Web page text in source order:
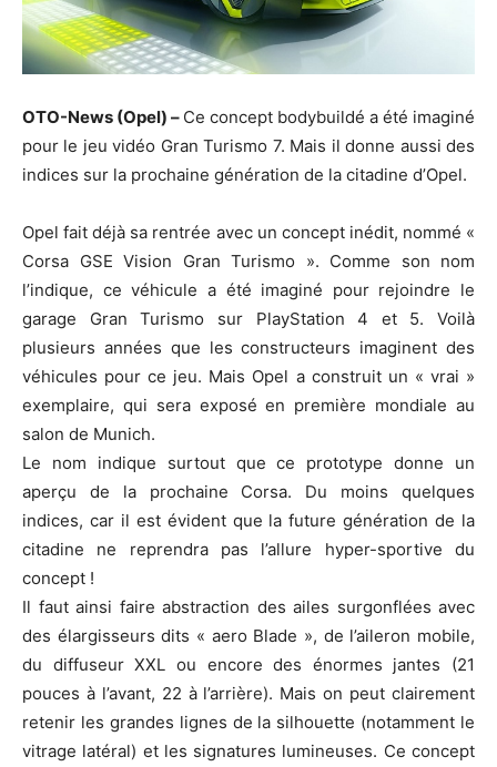
OTO-News (Opel) – Ce concept bodybuildé a été imaginé
pour le jeu vidéo Gran Turismo 7. Mais il donne aussi des
indices sur la prochaine génération de la citadine d’Opel.
Opel fait déjà sa rentrée avec un concept inédit, nommé «
Corsa GSE Vision Gran Turismo ». Comme son nom
l’indique, ce véhicule a été imaginé pour rejoindre le
garage Gran Turismo sur PlayStation 4 et 5. Voilà
plusieurs années que les constructeurs imaginent des
véhicules pour ce jeu. Mais Opel a construit un « vrai »
exemplaire, qui sera exposé en première mondiale au
salon de Munich.
Le nom indique surtout que ce prototype donne un
aperçu de la prochaine Corsa. Du moins quelques
indices, car il est évident que la future génération de la
citadine ne reprendra pas l’allure hyper-sportive du
concept !
Il faut ainsi faire abstraction des ailes surgonflées avec
des élargisseurs dits « aero Blade », de l’aileron mobile,
du diffuseur XXL ou encore des énormes jantes (21
pouces à l’avant, 22 à l’arrière). Mais on peut clairement
retenir les grandes lignes de la silhouette (notamment le
vitrage latéral) et les signatures lumineuses. Ce concept